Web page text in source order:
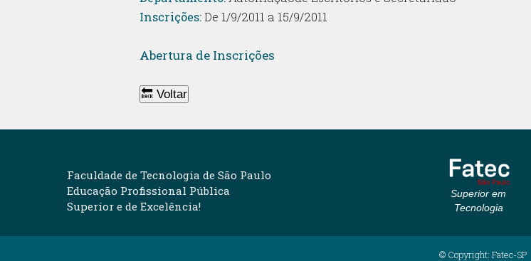
Inscrições:De 1/9/2011 a 15/9/2011
Abertura de Inscrições
🔙 Voltar
Superior em
Tecnologia
Faculdade de Tecnologia de São Paulo
Educação Profissional Pública
Superior e de Excelência!
© Copyright: Fatec-SP